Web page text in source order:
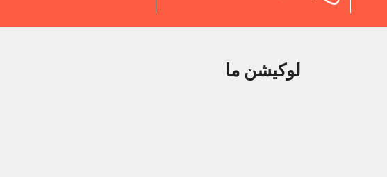
لوکیشن ما